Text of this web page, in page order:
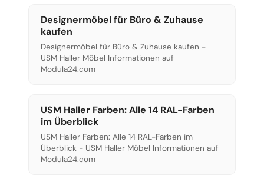
Designermöbel für Büro & Zuhause
kaufen
Designermöbel für Büro & Zuhause kaufen -
USM Haller Möbel Informationen auf
Modula24.com
USM Haller Farben: Alle 14 RAL-Farben
im Überblick
USM Haller Farben: Alle 14 RAL-Farben im
Überblick - USM Haller Möbel Informationen auf
Modula24.com